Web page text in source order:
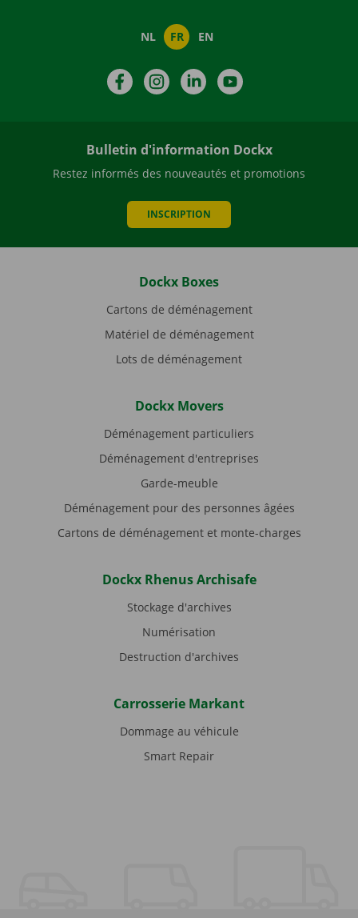
NL FR EN
FacebookInstagramLinkedIn
Bulletin d'information Dockx
Restez informés des nouveautés et promotions
INSCRIPTION
Dockx Boxes
Cartons de déménagement
Matériel de déménagement
Lots de déménagement
Dockx Movers
Déménagement particuliers
Déménagement d'entreprises
Garde-meuble
Déménagement pour des personnes âgées
Cartons de déménagement et monte-charges
Dockx Rhenus Archisafe
Stockage d'archives
Numérisation
Destruction d'archives
Carrosserie Markant
Dommage au véhicule
Smart Repair